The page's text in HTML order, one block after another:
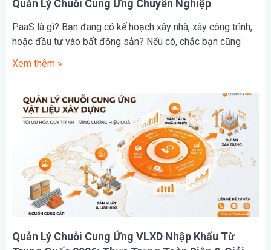
Quản Lý Chuỗi Cung Ứng Chuyên Nghiệp
PaaS là gì? Bạn đang có kế hoạch xây nhà, xây công trình,
hoặc đầu tư vào bất động sản? Nếu có, chắc bạn cũng
Xem thêm »
Quản Lý Chuỗi Cung Ứng VLXD Nhập Khẩu Từ